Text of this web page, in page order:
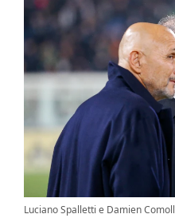
Luciano Spalletti e Damien